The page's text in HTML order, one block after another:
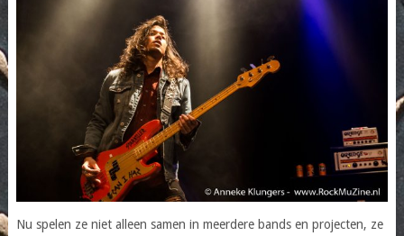
Nu spelen ze niet alleen samen in meerdere bands en projecten, ze